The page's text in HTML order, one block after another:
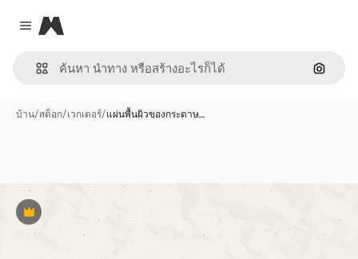
Close menu
Magnific
ค้นหา
บ้าน/สต็อก/เวกเตอร์/แผ่นพื้นผิวของกระดาษ…
พรีเมี่ยม